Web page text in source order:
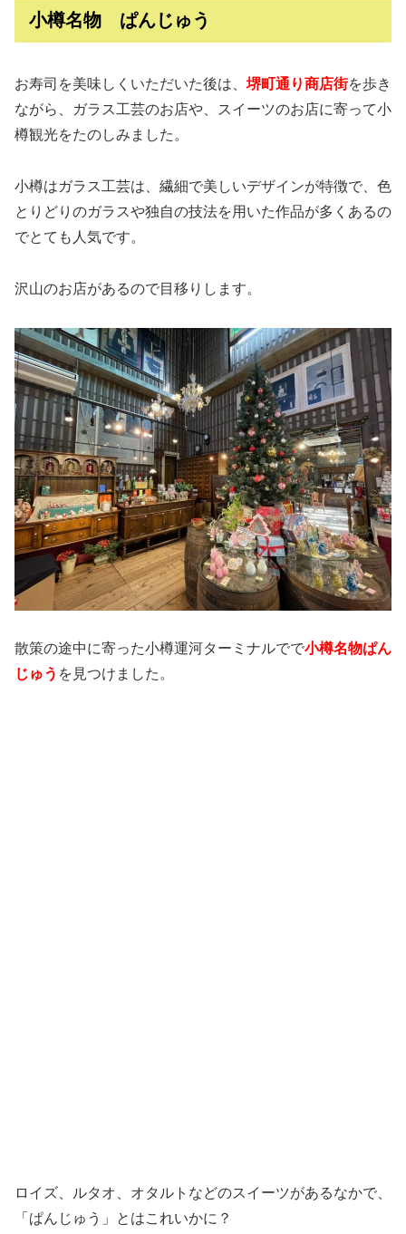
小樽名物 ぱんじゅう
お寿司を美味しくいただいた後は、 堺町通り商店街を歩き
ながら、ガラス工芸のお店や、スイーツのお店に寄って小
樽観光をたのしみました。
小樽はガラス工芸は、繊細で美しいデザインが特徴で、色
とりどりのガラスや独自の技法を用いた作品が多くあるの
でとても人気です。
沢山のお店があるので目移りします。
散策の途中に寄った小樽運河ターミナルでで小樽名物ぱん
じゅう を見つけました。
ロイズ、ルタオ、オタルトなどのスイーツがあるなかで、
「ぱんじゅう」とはこれいかに？